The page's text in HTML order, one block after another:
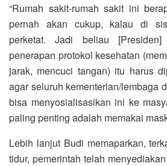
“Rumah sakit-rumah sakit ini
pernah akan cukup, kalau di
perketat. Jadi beliau [Presiden]
penerapan protokol kesehatan
jarak, mencuci tangan) itu harus
agar seluruh kementerian/lembaga
bisa menyosialisasikan ini ke
paling penting adalah memakai
Lebih lanjut Budi memaparkan,
tidur, pemerintah telah